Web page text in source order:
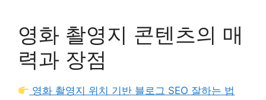
영화 촬영지 콘텐츠의 매
력과 장점
영화 촬영지 위치 기반 블로그 SEO 잘하는 법